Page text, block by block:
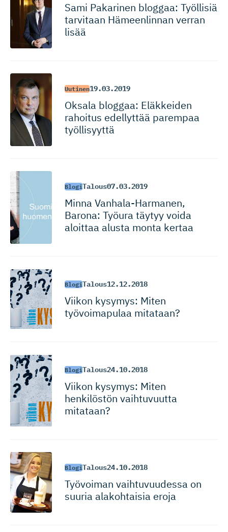
Sami Pakarinen bloggaa: Työllisiä
tarvitaan Hämeenlinnan verran
lisää
Uutinen19.03.2019
Oksala bloggaa: Eläkkeiden
rahoitus edellyttää parempaa
työllisyyttä
BlogiTalous07.03.2019
Minna Vanhala-Har­manen,
Barona: Työura täytyy voida
aloittaa alusta monta kertaa
BlogiTalous12.12.2018
Viikon kysymys: Miten
työvoimapulaa mitataan?
BlogiTalous24.10.2018
Viikon kysymys: Miten
henkilöstön vaihtuvuutta
mitataan?
BlogiTalous24.10.2018
Työvoiman vaihtuvuudessa on
suuria alakohtaisia eroja